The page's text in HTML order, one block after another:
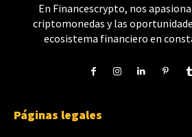
En Financescrypto, nos
criptomonedas y las
ecosistema financiero en
Páginas legales